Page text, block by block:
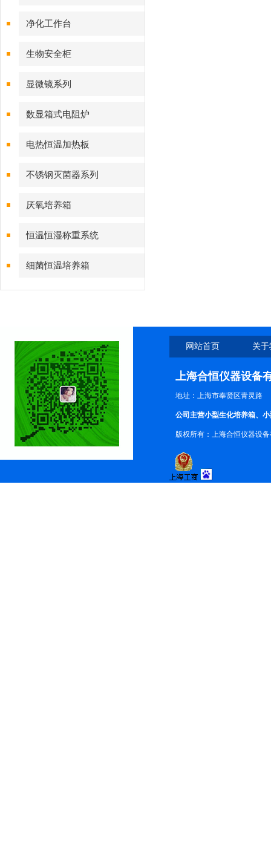
净化工作台
生物安全柜
显微镜系列
数显箱式电阻炉
电热恒温加热板
不锈钢灭菌器系列
厌氧培养箱
恒温恒湿称重系统
细菌恒温培养箱
网站首页 关
上海合恒仪器设备
地址：上海市奉贤区青灵路
公司主营小型生化培养箱、
版权所有：上海合恒仪器设